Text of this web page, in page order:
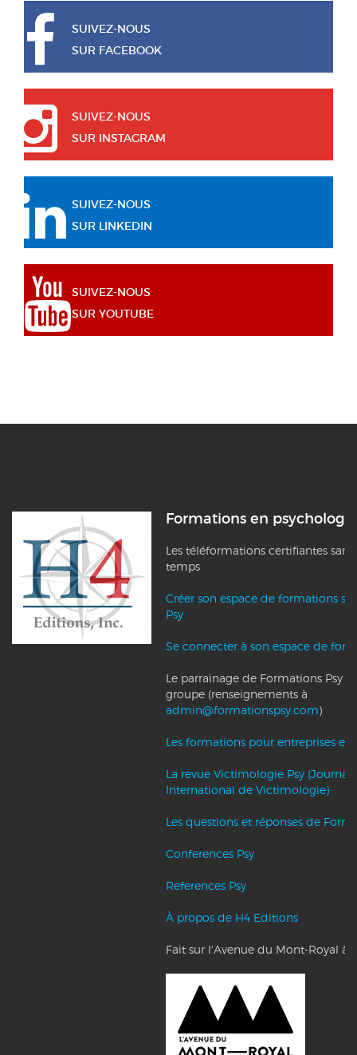
SUIVEZ-NOUS
SUR FACEBOOK
SUIVEZ-NOUS
SUR INSTAGRAM
SUIVEZ-NOUS
SUR LINKEDIN
SUIVEZ-NOUS
SUR YOUTUBE
Formations en psychologie
Les téléformations certifiantes
temps
Créer son espace de formations
Psy
Se connecter à son espace de
Le parrainage de Formations Psy
groupe (renseignements à
admin@formationspsy.com)
Les formations pour entreprises et
La revue Victimologie Psy (Journal
International de Victimologie)
Les questions et réponses de
Conferences Psy
References Psy
À propos de H4 Editions
Fait sur l'Avenue du Mont-Royal à